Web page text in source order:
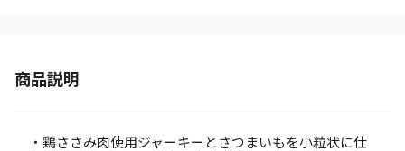
商品説明
・鶏ささみ肉使用ジャーキーとさつまいもを小粒状に仕